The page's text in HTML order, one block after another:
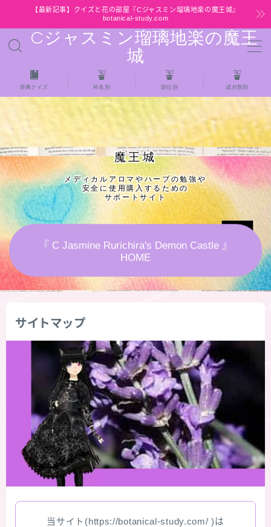
【最新記事】クイズと花の部屋『Cジャスミン瑠璃地楽の魔王城』
botanical-study.com
Cジャスミン瑠璃地楽の魔王
城
MENU
HOME
【最新】クイズと花の部屋
★全種/アロマハーブスパイス基材 プチ辞典ク
イズ＆プチ辞典
★アロマ検定＋αクイズ
★アロマハーブ傾向チェック
秘密部屋
Cジャスミン瑠璃地楽の主な活動先リンク集
プロフィール
アロマハーブアンケート
おすすめ商品＆レビュー
辞典クイズ 科名別 部位別 成分類別
魔王城
メディカルアロマやハーブの勉強や
安全に使用購入するための
サポートサイト
『 C Jasmine Rurichira's Demon Castle 』
HOME
サイトマップ
当サイト(https://botanical-study.com/ )は